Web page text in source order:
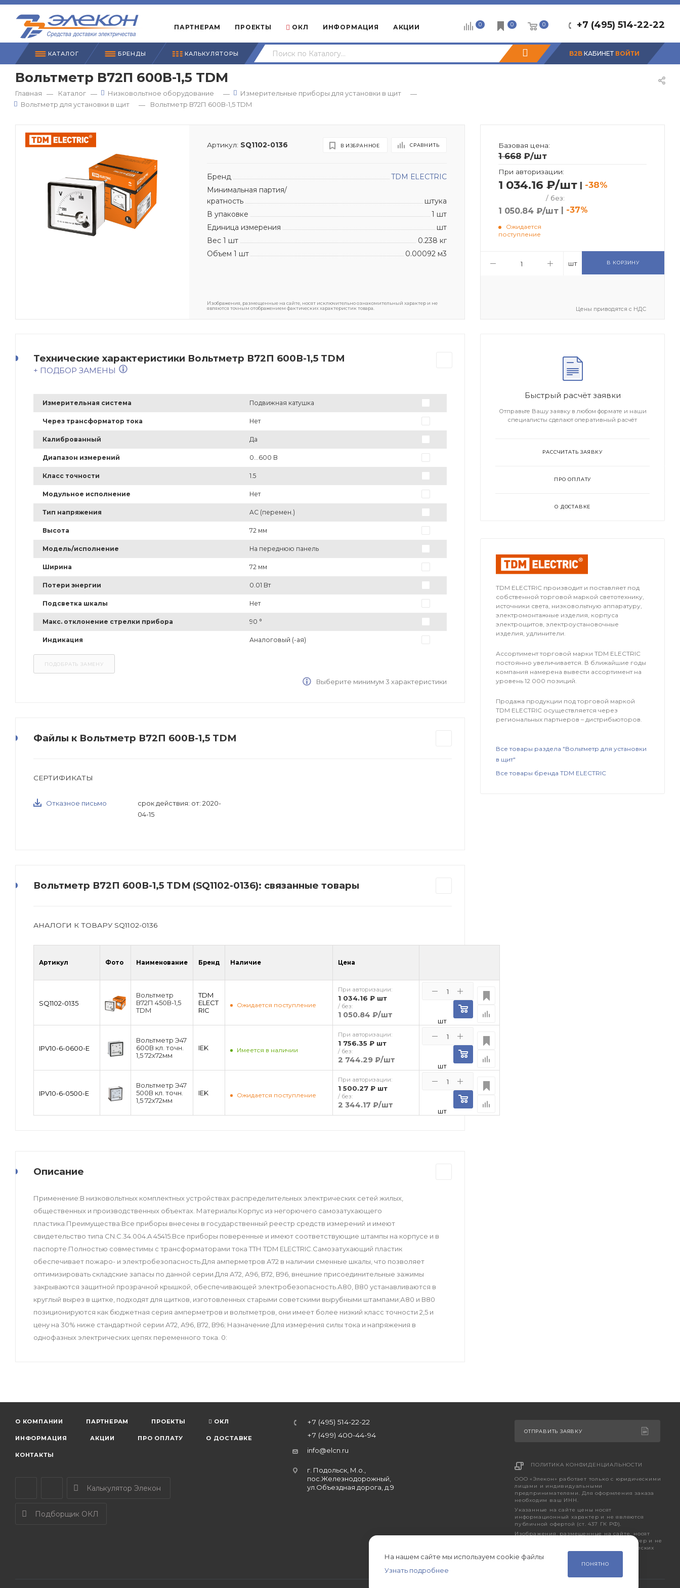
ПАРТНЕРАМ ПРОЕКТЫ ОКЛ ИНФОРМАЦИЯ АКЦИИ +7 (495) 514-22-22
0 0 0
B2B КАБИНЕТ ВОЙТИ
КАТАЛОГ БРЕНДЫ КАЛЬКУЛЯТОРЫ
Вольтметр В72П 600В-1,5 TDM
Главная — Каталог — Низковольтное оборудование — Измерительные приборы для установки в щит
—
Вольтметр для установки в щит
— Вольтметр В72П 600В-1,5 TDM
Артикул: SQ1102-0136 В ИЗБРАННОЕ СРАВНИТЬ
Бренд
TDM ЕLECTRIC
Минимальная партия/
кратность
штука
В упаковке
1 шт
Единица измерения
шт
Вес 1 шт
0.238 кг
Объем 1 шт
0.00092 м3
Изображения, размещенные на сайте, носят исключительно ознакомительный характер и не
являются точным отображением фактических характеристик товара.
Базовая цена:
1 668₽/шт
При авторизации:
1 034.16 ₽/шт | -38%
/ без:
1 050.84 ₽/шт | -37%
Ожидается
поступление
шт В КОРЗИНУ
Цены приводятся с НДС
Технические характеристики Вольтметр В72П 600В-1,5 TDM
+ ПОДБОР ЗАМЕНЫ
Измерительная система Подвижная катушка
Через трансформатор тока Нет
Калиброванный Да
Диапазон измерений 0...600 В
Класс точности 1.5
Модульное исполнение Нет
Тип напряжения AC (перемен.)
Высота 72 мм
Модель/исполнение На переднюю панель
Ширина 72 мм
Потери энергии 0.01 Вт
Подсветка шкалы Нет
Макс. отклонение стрелки прибора 90 °
Индикация Аналоговый (-ая)
Выберите минимум 3 характеристики
Файлы к Вольтметр В72П 600В-1,5 TDM
СЕРТИФИКАТЫ
Отказное письмо
срок действия: от: 2020-
04-15
Вольтметр В72П 600В-1,5 TDM (SQ1102-0136): связанные товары
АНАЛОГИ К ТОВАРУ SQ1102-0136
Артикул Фото Наименование Бренд Наличие Цена
SQ1102-0135
Вольтметр
В72П 450В-1,5
TDM
TDM
ЕLECT
RIC
Ожидается поступление
При авторизации:
1 034.16 ₽ шт
/ без:
1 050.84 ₽/шт
шт
IPV10-6-0600-E
Вольтметр Э47
600В кл. точн.
1,5 72х72мм
IEK Имеется в наличии
При авторизации:
1 756.35 ₽ шт
/ без:
2 744.29 ₽/шт
шт
IPV10-6-0500-E
Вольтметр Э47
500В кл. точн.
1,5 72х72мм
IEK Ожидается поступление
При авторизации:
1 500.27 ₽ шт
/ без:
2 344.17 ₽/шт
шт
Описание
Применение:В низковольтных комплектных устройствах распределительных электрических сетей жилых,
общественных и производственных объектах. Материалы:Корпус из негорючего самозатухающего
пластика.Преимущества:Все приборы внесены в государственный реестр средств измерений и имеют
свидетельство типа CN.C.34.004.A 45415.Все приборы поверенные и имеют соответствующие штампы на корпусе и в
паспорте.Полностью совместимы с трансформаторами тока ТТН TDM ELECTRIC.Самозатухающий пластик
обеспечивает пожаро- и электробезопасность.Для амперметров А72 в наличии сменные шкалы, что позволяет
оптимизировать складские запасы по данной серии.Для А72, А96, В72, В96, внешние присоединительные зажимы
закрываются защитной прозрачной крышкой, обеспечивающей электробезопасность.А80, В80 устанавливаются в
круглый вырез в щитке, подходят для щитков, изготовленных старыми советскими вырубными штампами;А80 и В80
позиционируются как бюджетная серия амперметров и вольтметров, они имеет более низкий класс точности 2,5 и
цену на 30% ниже стандартной серии А72, А96, В72, В96; Назначение:Для измерения силы тока и напряжения в
однофазных электрических цепях переменного тока. 0:
Быстрый расчёт заявки
Отправьте Вашу заявку в любом формате и наши
специалисты сделают оперативный расчёт
РАССЧИТАТЬ ЗАЯВКУ
ПРО ОПЛАТУ
О ДОСТАВКЕ
TDM ЕLECTRIC производит и поставляет под
собственной торговой маркой светотехнику,
источники света, низковольтную аппаратуру,
электромонтажные изделия, корпуса
электрощитов, электроустановочные
изделия, удлинители.
Ассортимент торговой марки TDM ЕLECTRIC
постоянно увеличивается. В ближайшие годы
компания намерена вывести ассортимент на
уровень 12 000 позиций.
Продажа продукции под торговой маркой
TDM ЕLECTRIC осуществляется через
региональных партнеров – дистрибьюторов.
Все товары раздела "Вольтметр для установки
в щит"
Все товары бренда TDM ЕLECTRIC
О КОМПАНИИ ПАРТНЕРАМ ПРОЕКТЫ ОКЛ
ИНФОРМАЦИЯ АКЦИИ ПРО ОПЛАТУ О ДОСТАВКЕ
КОНТАКТЫ
Калькулятор Элекон
Подборщик ОКЛ
+7 (495) 514-22-22
+7 (499) 400-44-94
info@elcn.ru
г. Подольск, М.о.,
пос.Железнодорожный,
ул.Объездная дорога, д.9
ОТПРАВИТЬ ЗАЯВКУ
ПОЛИТИКА КОНФИДЕНЦИАЛЬНОСТИ
ООО «Элекон» работает только с юридическими
лицами и индивидуальными
предпринимателями. Для оформления заказа
необходим ваш ИНН.
Указанные на сайте цены носят
информационный характер и не являются
публичной офертой (ст. 437 ГК РФ).
Изображения, размещенные на сайте, носят
исключительно ознакомительный характер и не
являются точным отображением фактических
характеристик товара.
На нашем сайте мы используем cookie файлы
Узнать подробнее
ПОНЯТНО